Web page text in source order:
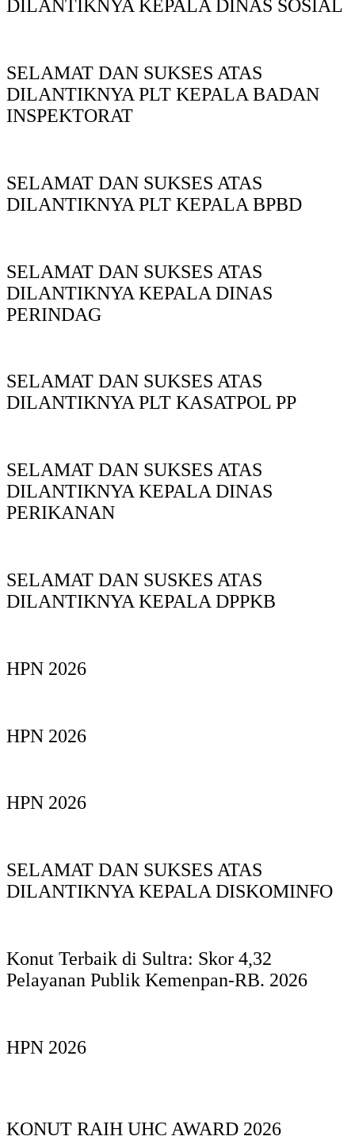
DILANTIKNYA KEPALA DINAS SOSIAL
SELAMAT DAN SUKSES ATAS
DILANTIKNYA PLT KEPALA BADAN
INSPEKTORAT
SELAMAT DAN SUKSES ATAS
DILANTIKNYA PLT KEPALA BPBD
SELAMAT DAN SUKSES ATAS
DILANTIKNYA KEPALA DINAS
PERINDAG
SELAMAT DAN SUKSES ATAS
DILANTIKNYA PLT KASATPOL PP
SELAMAT DAN SUKSES ATAS
DILANTIKNYA KEPALA DINAS
PERIKANAN
SELAMAT DAN SUSKES ATAS
DILANTIKNYA KEPALA DPPKB
HPN 2026
HPN 2026
HPN 2026
SELAMAT DAN SUKSES ATAS
DILANTIKNYA KEPALA DISKOMINFO
Konut Terbaik di Sultra: Skor 4,32
Pelayanan Publik Kemenpan-RB. 2026
HPN 2026
KONUT RAIH UHC AWARD 2026